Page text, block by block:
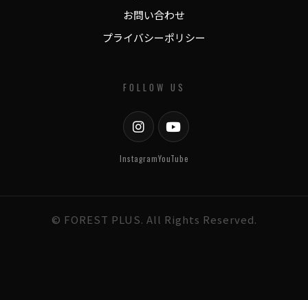
お問い合わせ
プライバシーポリシー
FOLLOW US
InstagramYouTube
© FOREST PLUS. All Rights Reserved.